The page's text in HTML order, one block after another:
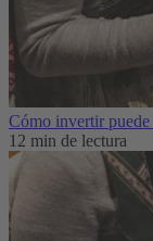
Cómo invertir
12 min de lectura